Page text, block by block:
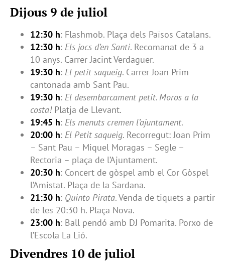
Dijous 9 de juliol
12:30 h: Flashmob. Plaça dels Països Catalans.
12:30 h: Els jocs d’en Santi. Recomanat de 3 a
10 anys. Carrer Jacint Verdaguer.
19:30 h: El petit saqueig. Carrer Joan Prim
cantonada amb Sant Pau.
19:30 h: El desembarcament petit. Moros a la
costa!Platja de Llevant.
19:45 h: Els menuts cremen l’ajuntament.
20:00 h: El Petit saqueig. Recorregut: Joan Prim
– Sant Pau – Miquel Moragas – Segle –
Rectoria – plaça de l’Ajuntament.
20:30 h: Concert de gòspel amb el Cor Gòspel
l’Amistat. Plaça de la Sardana.
21:30 h: Quinto Pirata. Venda de tiquets a partir
de les 20:30 h. Plaça Nova.
23:00 h: Ball pendó amb DJ Pomarita. Porxo de
l’Escola La Lió.
Divendres 10 de juliol